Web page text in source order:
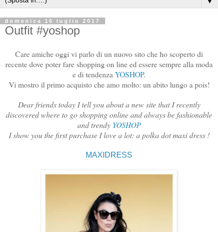
domenica 16 luglio 2017
Outfit #yoshop
Care amiche oggi vi parlo di un nuovo sito che ho scoperto di
recente dove poter fare shopping on line ed essere sempre alla moda
e di tendenza YOSHOP.
Vi mostro il primo acquisto che amo molto: un abito lungo a pois!
Dear friends today I tell you about a new site that I recently
discovered where to go shopping online and always be fashionable
and trendy YOSHOP
I show you the first purchase I love a lot: a polka dot maxi dress !
MAXIDRESS